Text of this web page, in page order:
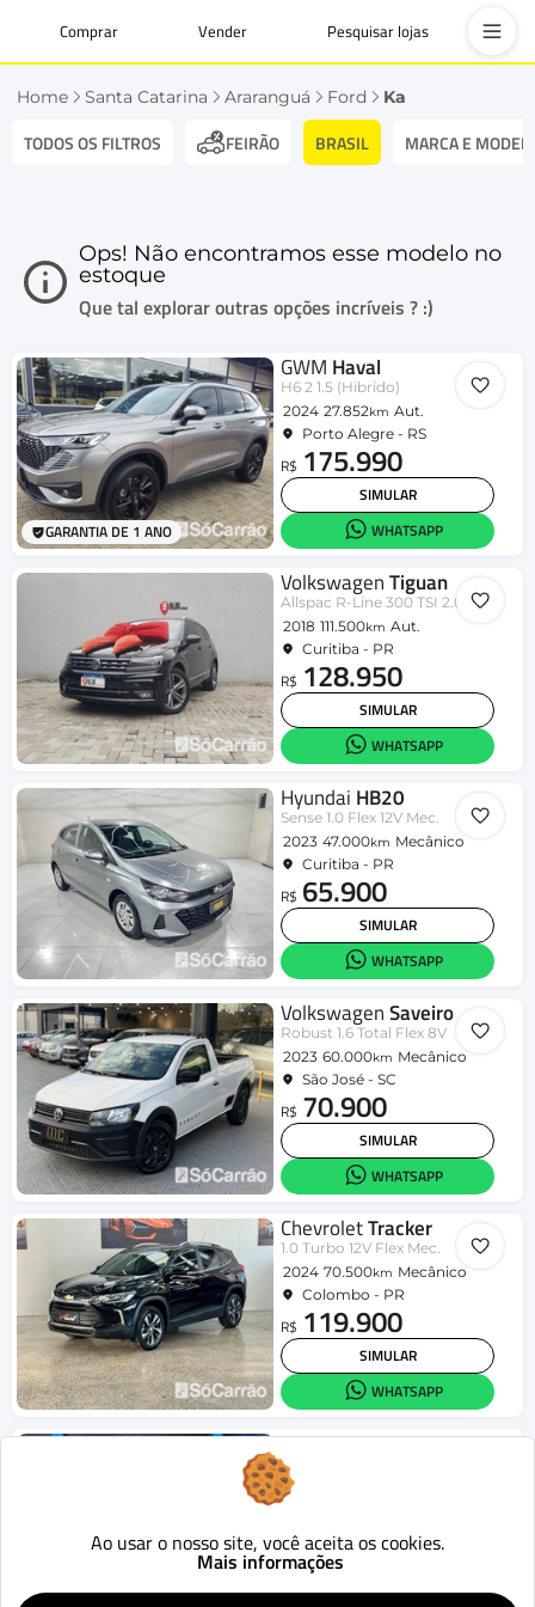
Comprar Vender Pesquisar lojas
Home Santa Catarina Araranguá Ford Ka
TODOS OS FILTROS FEIRÃO BRASIL MARCA E
Ops! Não encontramos esse modelo no
estoque
Que tal explorar outras opções incríveis ? :)
GARANTIA DE 1 ANO
GWM Haval
H6 2 1.5 (Hibrido)
2024 27.852km Aut.
Porto Alegre - RS
R$ 175.990
SIMULAR
WHATSAPP
VolkswagenTiguan
Allspac R-Line 300 TSI 2.0
2018 111.500km Aut.
Curitiba - PR
R$ 128.950
SIMULAR
WHATSAPP
Hyundai HB20
Sense 1.0 Flex 12V Mec.
2023 47.000km Mecânico
Curitiba - PR
R$ 65.900
SIMULAR
WHATSAPP
VolkswagenSaveiro
Robust 1.6 Total Flex 8V
2023 60.000km Mecânico
São José - SC
R$ 70.900
SIMULAR
WHATSAPP
ChevroletTracker
1.0 Turbo 12V Flex Mec.
2024 70.500km Mecânico
Colombo - PR
R$ 119.900
SIMULAR
WHATSAPP
JeepCompass
LIMITED 2.0 4x2 Flex 16V Aut.
2019
R$ 95.990
Ao usar o nosso site, você aceita os cookies.
Mais informações